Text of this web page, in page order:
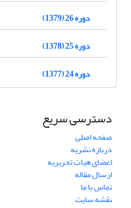
دوره 26 (1379)
دوره 25 (1378)
دوره 24 (1377)
دسترسی سریع
صفحه اصلی
درباره نشریه
اعضای هیات تحریریه
ارسال مقاله
تماس با ما
نقشه سایت